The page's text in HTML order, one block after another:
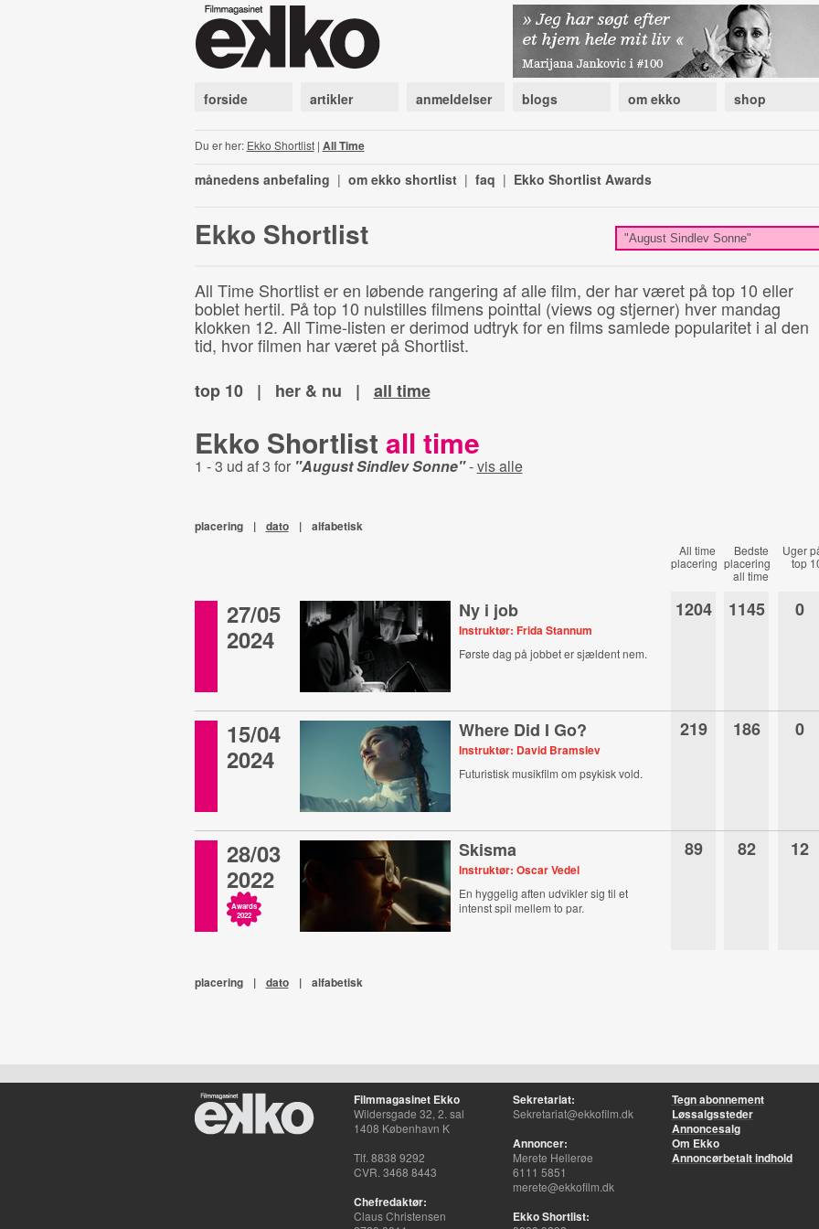
forside artikler anmeldelser blogs om ekko shop
Du er her: Ekko Shortlist| All Time
månedens anbefaling | om ekko shortlist | faq | Ekko Shortlist Awards
Ekko Shortlist
All Time Shortlist er en løbende rangering af alle film, der har været på top 10 eller
boblet hertil. På top 10 nulstilles filmens pointtal (views og stjerner) hver mandag
klokken 12. All Time-listen er derimod udtryk for en films samlede popularitet i al den
tid, hvor filmen har været på Shortlist.
top 10
| her & nu | all time
Ekko Shortlist all time
1 - 3 ud af 3 for "August Sindlev Sonne"-vis alle
placering | dato | alfabetisk
All time
placering
Bedste
placering
all time
Uger
top
27/05
2024
Ny i job
Instruktør: Frida Stannum
Første dag på jobbet er sjældent nem.
1204 1145 0
15/04
2024
Where Did I Go?
Instruktør: David Bramslev
Futuristisk musikfilm om psykisk vold.
219 186 0
28/03
2022
Awards
2022
Skisma
Instruktør: Oscar Vedel
En hyggelig aften udvikler sig til et
intenst spil mellem to par.
89 82 12
placering | dato | alfabetisk
Filmmagasinet Ekko
Wildersgade 32, 2. sal
1408 København K
Tlf. 8838 9292
CVR. 3468 8443
Chefredaktør:
Claus Christensen
Sekretariat:
Sekretariat@ekkofilm.dk
Annoncer:
Merete Hellerøe
6111 5851
merete@ekkofilm.dk
Ekko Shortlist:
Tegn abonnement
Løssalgssteder
Annoncesalg
Om Ekko
Annoncørbetalt indhold